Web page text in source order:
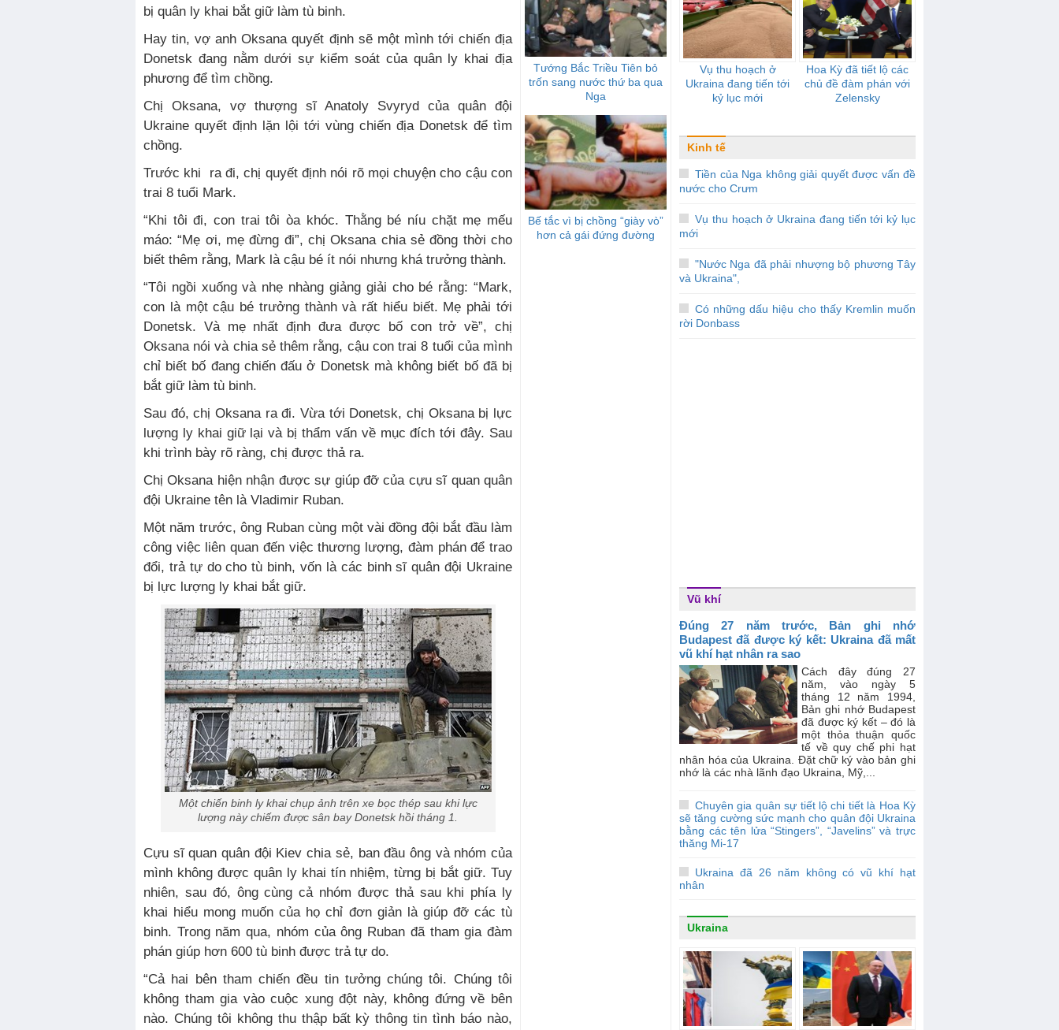
bị quân ly khai bắt giữ làm tù binh.
Hay tin, vợ anh Oksana quyết định sẽ một mình tới chiến địa
Donetsk đang nằm dưới sự kiểm soát của quân ly khai địa
phương để tìm chồng.
Chị Oksana, vợ thượng sĩ Anatoly Svyryd của quân đội
Ukraine quyết định lặn lội tới vùng chiến địa Donetsk để tìm
chồng.
Trước khi ra đi, chị quyết định nói rõ mọi chuyện cho cậu con
trai 8 tuổi Mark.
“Khi tôi đi, con trai tôi òa khóc. Thằng bé níu chặt mẹ mếu
máo: “Mẹ ơi, mẹ đừng đi”, chị Oksana chia sẻ đồng thời cho
biết thêm rằng, Mark là cậu bé ít nói nhưng khá trưởng thành.
“Tôi ngồi xuống và nhẹ nhàng giảng giải cho bé rằng: “Mark,
con là một cậu bé trưởng thành và rất hiểu biết. Mẹ phải tới
Donetsk. Và mẹ nhất định đưa được bố con trở về”, chị
Oksana nói và chia sẻ thêm rằng, cậu con trai 8 tuổi của mình
chỉ biết bố đang chiến đấu ở Donetsk mà không biết bố đã bị
bắt giữ làm tù binh.
Sau đó, chị Oksana ra đi. Vừa tới Donetsk, chị Oksana bị lực
lượng ly khai giữ lại và bị thẩm vấn về mục đích tới đây. Sau
khi trình bày rõ ràng, chị được thả ra.
Chị Oksana hiện nhận được sự giúp đỡ của cựu sĩ quan quân
đội Ukraine tên là Vladimir Ruban.
Một năm trước, ông Ruban cùng một vài đồng đội bắt đầu làm
công việc liên quan đến việc thương lượng, đàm phán để trao
đổi, trả tự do cho tù binh, vốn là các binh sĩ quân đội Ukraine
bị lực lượng ly khai bắt giữ.
Một chiến binh ly khai chụp ảnh trên xe bọc thép sau khi lực
lượng này chiếm được sân bay Donetsk hồi tháng 1.
Cựu sĩ quan quân đội Kiev chia sẻ, ban đầu ông và nhóm của
mình không được quân ly khai tín nhiệm, từng bị bắt giữ. Tuy
nhiên, sau đó, ông cùng cả nhóm được thả sau khi phía ly
khai hiểu mong muốn của họ chỉ đơn giản là giúp đỡ các tù
binh. Trong năm qua, nhóm của ông Ruban đã tham gia đàm
phán giúp hơn 600 tù binh được trả tự do.
“Cả hai bên tham chiến đều tin tưởng chúng tôi. Chúng tôi
không tham gia vào cuộc xung đột này, không đứng về bên
nào. Chúng tôi không thu thập bất kỳ thông tin tình báo nào,
Tướng Bắc Triều Tiên bỏ
trốn sang nước thứ ba qua
Nga
Bế tắc vì bị chồng “giày vò”
hơn cả gái đứng đường
Vụ thu hoạch ở
Ukraina đang tiến tới
kỷ lục mới
Hoa Kỳ đã tiết lộ các
chủ đề đàm phán với
Zelensky
Kinh tế
Tiền của Nga không giải quyết được vấn đề
nước cho Crưm
Vụ thu hoạch ở Ukraina đang tiến tới kỷ lục
mới
"Nước Nga đã phải nhượng bộ phương Tây
và Ukraina",
Có những dấu hiệu cho thấy Kremlin muốn
rời Donbass
Vũ khí
Đúng 27 năm trước, Bản ghi nhớ
Budapest đã được ký kết: Ukraina đã mất
vũ khí hạt nhân ra sao
Cách đây đúng 27
năm, vào ngày 5
tháng 12 năm 1994,
Bản ghi nhớ Budapest
đã được ký kết – đó là
một thỏa thuận quốc
tế về quy chế phi hạt
nhân hóa của Ukraina. Đặt chữ ký vào bản ghi
nhớ là các nhà lãnh đạo Ukraina, Mỹ,...
Chuyên gia quân sự tiết lộ chi tiết là Hoa Kỳ
sẽ tăng cường sức mạnh cho quân đội Ukraina
bằng các tên lửa “Stingers”, “Javelins” và trực
thăng Mi-17
Ukraina đã 26 năm không có vũ khí hạt
nhân
Ukraina